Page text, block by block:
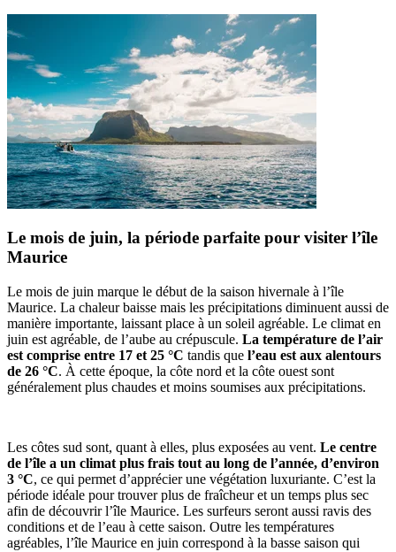
Le mois de juin, la période parfaite pour visiter l’île
Maurice
Le mois de juin marque le début de la saison hivernale à l’île
Maurice. La chaleur baisse mais les précipitations diminuent aussi de
manière importante, laissant place à un soleil agréable. Le climat en
juin est agréable, de l’aube au crépuscule. La température de l’air
est comprise entre 17 et 25 °C tandis que l’eau est aux alentours
de 26 °C. À cette époque, la côte nord et la côte ouest sont
généralement plus chaudes et moins soumises aux précipitations.
Les côtes sud sont, quant à elles, plus exposées au vent. Le centre
de l’île a un climat plus frais tout au long de l’année, d’environ
3 °C, ce qui permet d’apprécier une végétation luxuriante. C’est la
période idéale pour trouver plus de fraîcheur et un temps plus sec
afin de découvrir l’île Maurice. Les surfeurs seront aussi ravis des
conditions et de l’eau à cette saison. Outre les températures
agréables, l’île Maurice en juin correspond à la basse saison qui